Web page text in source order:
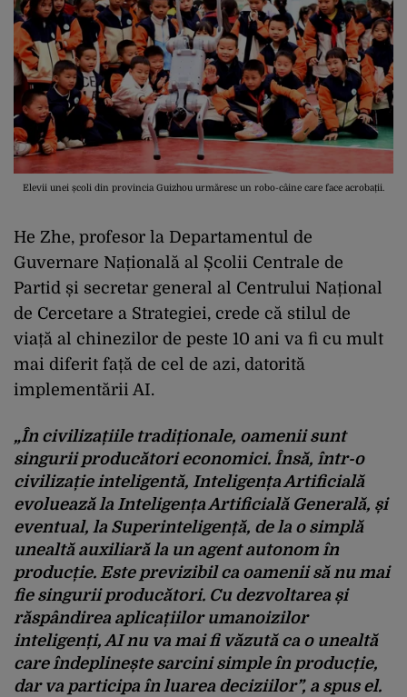
Elevii unei școli din provincia Guizhou urmăresc un robo-câine care face acrobații.
He Zhe, profesor la Departamentul de
Guvernare Națională al Școlii Centrale de
Partid și secretar general al Centrului Național
de Cercetare a Strategiei, crede că stilul de
viață al chinezilor de peste 10 ani va fi cu mult
mai diferit față de cel de azi, datorită
implementării AI.
„În civilizațiile tradiționale, oamenii sunt
singurii producători economici. Însă, într-o
civilizație inteligentă, Inteligența Artificială
evoluează la Inteligența Artificială Generală, și
eventual, la Superinteligență, de la o simplă
unealtă auxiliară la un agent autonom în
producție. Este previzibil ca oamenii să nu mai
fie singurii producători. Cu dezvoltarea și
răspândirea aplicațiilor umanoizilor
inteligenți, AI nu va mai fi văzută ca o unealtă
care îndeplinește sarcini simple în producție,
dar va participa în luarea deciziilor”, a spus el.